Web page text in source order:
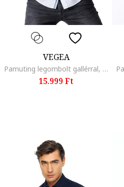
VEGEA
Pamuting legombolt gallérral, Fehér
15.999 Ft